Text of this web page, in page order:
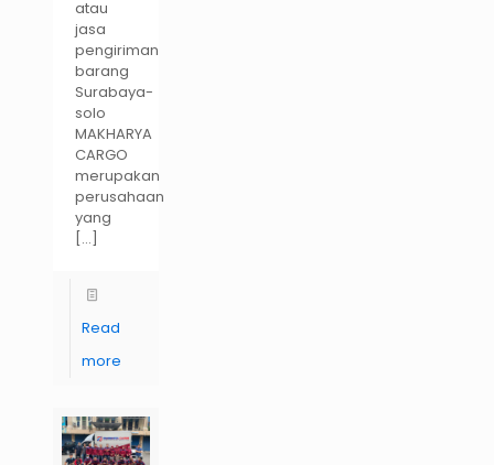
atau
jasa
pengiriman
barang
Surabaya-
solo
MAKHARYA
CARGO
merupakan
perusahaan
yang
[…]
Read
more